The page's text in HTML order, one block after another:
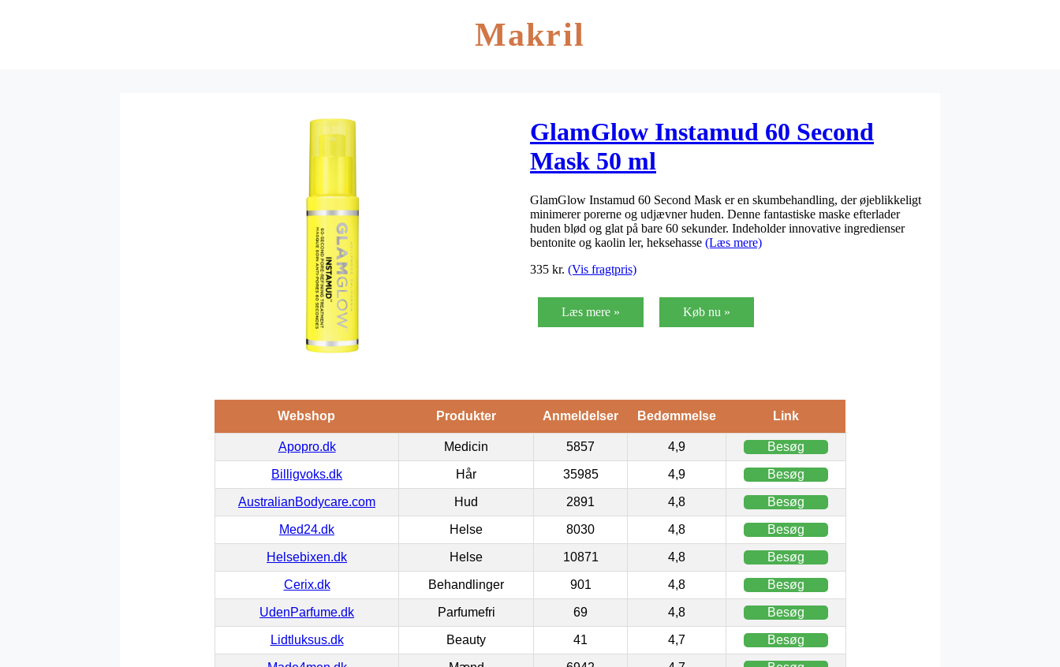
Makril
GlamGlow Instamud 60 Second
Mask 50 ml
GlamGlow Instamud 60 Second Mask er en skumbehandling, der øjeblikkeligt
minimerer porerne og udjævner huden. Denne fantastiske maske efterlader
huden blød og glat på bare 60 sekunder. Indeholder innovative ingredienser
bentonite og kaolin ler, heksehasse (Læs mere)
335 kr. (Vis fragtpris)
Læs mere » Køb nu »
Webshop Produkter Anmeldelser Bedømmelse Link
Apopro.dk Medicin 5857 4,9 Besøg
Billigvoks.dk Hår 35985 4,9 Besøg
AustralianBodycare.com Hud 2891 4,8 Besøg
Med24.dk Helse 8030 4,8 Besøg
Helsebixen.dk Helse 10871 4,8 Besøg
Cerix.dk Behandlinger 901 4,8 Besøg
UdenParfume.dk Parfumefri 69 4,8 Besøg
Lidtluksus.dk Beauty 41 4,7 Besøg